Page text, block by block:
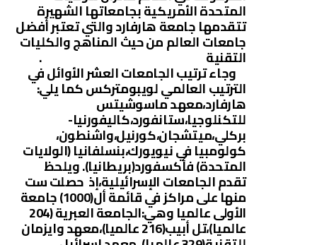
المتحدة الأمريكية بجامعاتها الشهيرة
تتقدمها جامعة هارفارد والتي تعتبر أفضل
جامعات العالم من حيث المناهج والكليات
التقنية .
وجاء ترتيب الجامعات العشر الأوائل في
الترتيب العالمي لويبومتركس كما يلي:
هارفارد،معهد ماسوشيتس
للتكنلوجيا،ستانفورد،كاليفورنيا-
بركلي،ميتشجان،كورنيل،واشنطون،
كولومبيا في نيويورك،بنسلفانيا (الولايات
المتحدة) فأكسفورد(بريطانيا). ويلحظ
تقدم الجامعات الإسرائيلية،إذ حصلت ست
منها على مراكز في قائمة أل(1000) جامعة
الأولى عالميا وهي:الجامعة العبرية (204
عالميا)،تل أبيب(216 عالميا)،معهد وايزمان